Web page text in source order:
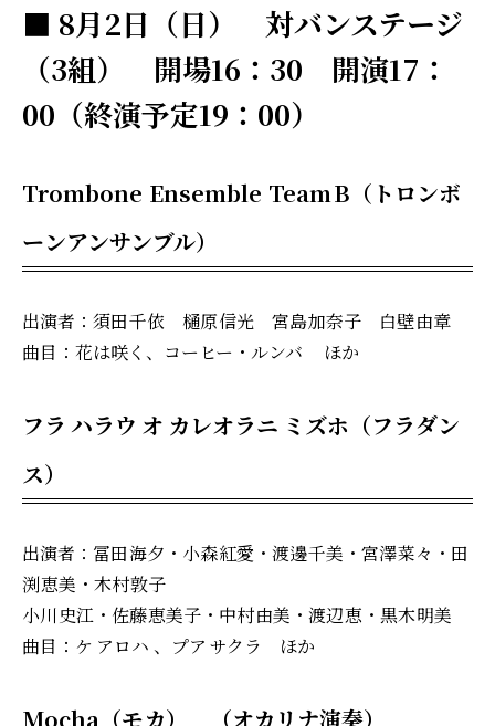
■ 8月2日（日） 対バンステージ
（3組） 開場16：30 開演17：
00（終演予定19：00）
Trombone Ensemble Team B（トロンボ
ーンアンサンブル）
出演者：須田 千依 樋原 信光 宮島 加奈子 白壁 由章
曲目：花は咲く、コーヒー・ルンバ ほか
フラ ハラウ オ カレオラニ ミズホ（フラダン
ス）
出演者：冨田 海夕・小森 紅愛・渡邊 千美・宮澤 菜々・田
渕 恵美・木村 敦子
小川 史江・佐藤 恵美子・中村 由美・渡辺 恵・黒木 明美
曲目：ケ アロハ 、プア サクラ ほか
Mocha（モカ） （オカリナ演奏）